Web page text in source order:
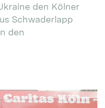
den Kölner
Schwaderlapp
den